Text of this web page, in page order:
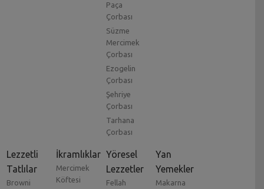
Paça
Çorbası
Süzme
Mercimek
Çorbası
Ezogelin
Çorbası
Şehriye
Çorbası
Tarhana
Çorbası
Lezzetli
Tatlılar
Browni
İkramlıklar
Mercimek
Köftesi
Yöresel
Lezzetler
Fellah
Yan
Yemekler
Makarna